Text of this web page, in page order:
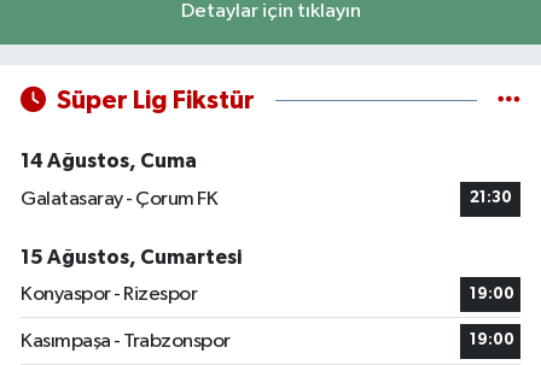
Detaylar için tıklayın
Süper Lig Fikstür
14 Ağustos, Cuma
Galatasaray - Çorum FK
21:30
15 Ağustos, Cumartesi
Konyaspor - Rizespor
19:00
Kasımpaşa - Trabzonspor 19:00